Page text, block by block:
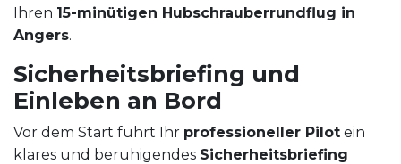
Ihren 15-minütigen Hubschrauberrundflug in
Angers.
Sicherheitsbriefing und
Einleben an Bord
Vor dem Start führt Ihr professioneller Pilot ein
klares und beruhigendes Sicherheitsbriefing